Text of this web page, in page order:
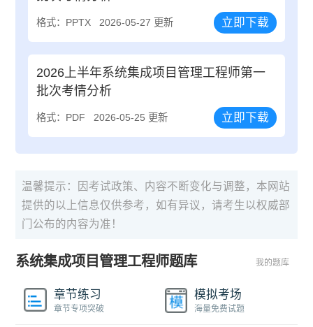
格式：PPTX 2026-05-27 更新 立即下载
2026上半年系统集成项目管理工程师第一
批次考情分析
格式：PDF 2026-05-25 更新 立即下载
温馨提示：因考试政策、内容不断变化与调整，本网站
提供的以上信息仅供参考，如有异议，请考生以权威部
门公布的内容为准！
系统集成项目管理工程师题库 我的题库
章节练习
章节专项突破
模拟考场
海量免费试题